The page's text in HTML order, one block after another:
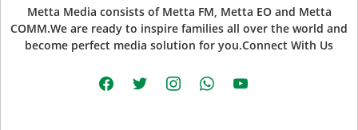
Metta Media consists of Metta FM, Metta EO and Metta
COMM.We are ready to inspire families all over the world and
become perfect media solution for you.Connect With Us
facebooktwitter instagramwhatsappyoutube